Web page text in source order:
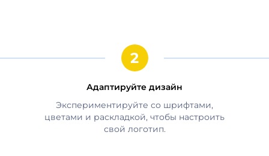
Адаптируйте дизайн
Экспериментируйте со шрифтами,
цветами и раскладкой, чтобы настроить
свой логотип.